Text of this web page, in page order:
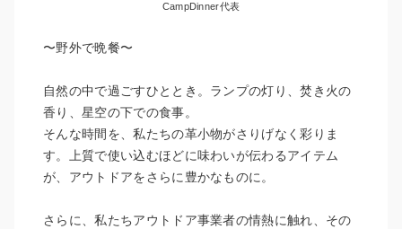
CampDinner代表
〜野外で晩餐〜
自然の中で過ごすひととき。ランプの灯り、焚き火の
香り、星空の下での食事。
そんな時間を、私たちの革小物がさりげなく彩りま
す。上質で使い込むほどに味わいが伝わるアイテム
が、アウトドアをさらに豊かなものに。
さらに、私たちアウトドア事業者の情熱に触れ、その